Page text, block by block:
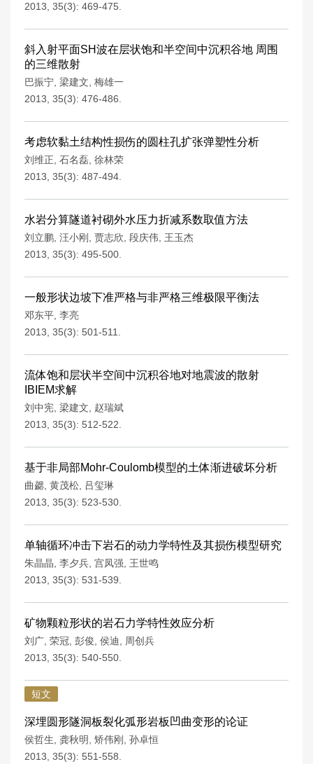
2013, 35(3): 469-475.
斜入射平面SH波在层状饱和半空间中沉积谷地 周围
的三维散射
巴振宁 梁建文 梅雄一
2013, 35(3): 476-486.
考虑软黏土结构性损伤的圆柱孔扩张弹塑性分析
刘维正 石名磊 徐林荣
2013, 35(3): 487-494.
水岩分算隧道衬砌外水压力折减系数取值方法
刘立鹏 汪小刚 贾志欣 段庆伟 王玉杰
2013, 35(3): 495-500.
一般形状边坡下准严格与非严格三维极限平衡法
邓东平 李亮
2013, 35(3): 501-511.
流体饱和层状半空间中沉积谷地对地震波的散射
IBIEM求解
刘中宪 梁建文
赵瑞斌
2013, 35(3): 512-522.
基于非局部Mohr-Coulomb模型的土体渐进破坏分析
曲勰 黄茂松
吕玺琳
2013, 35(3): 523-530.
单轴循环冲击下岩石的动力学特性及其损伤模型研究
朱晶晶 李夕兵 宫凤强
王世鸣
2013, 35(3): 531-539.
矿物颗粒形状的岩石力学特性效应分析
刘广 荣冠 彭俊 侯迪
周创兵
2013, 35(3): 540-550.
短文
深埋圆形隧洞板裂化弧形岩板凹曲变形的论证
侯哲生 龚秋明 矫伟刚
孙卓恒
2013, 35(3): 551-558.